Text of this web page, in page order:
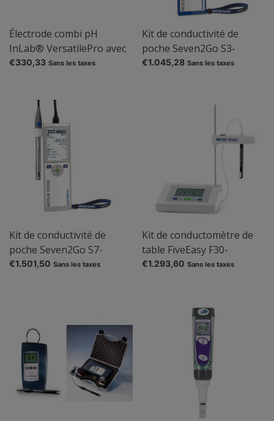
Électrode combi pH
InLab® VersatilePro avec
capteur de température
€330,33 Sans les taxes
Kit de conductivité de
poche Seven2Go S3-
Standard
€1.045,28 Sans les taxes
Kit de conductivité de
poche Seven2Go S7-
Standard
€1.501,50 Sans les taxes
Kit de conductomètre de
table FiveEasy F30-
Standard
€1.293,60 Sans les taxes